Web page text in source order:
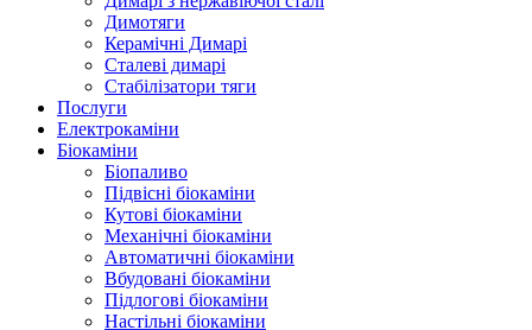
Димотяги
Керамічні Димарі
Сталеві димарі
Стабілізатори тяги
Послуги
Електрокаміни
Біокаміни
Біопаливо
Підвісні біокаміни
Кутові біокаміни
Механічні біокаміни
Автоматичні біокаміни
Вбудовані біокаміни
Підлогові біокаміни
Настільні біокаміни